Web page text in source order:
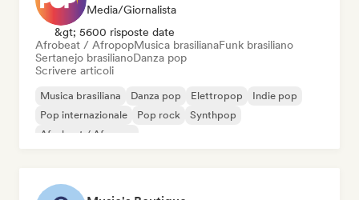
Media/Giornalista
&gt; 5600 risposte date
Afrobeat / AfropopMusica brasilianaFunk brasiliano
Sertanejo brasilianoDanza pop
Scrivere articoli
Musica brasiliana Danza pop Elettropop
Indie pop
Pop internazionale
Pop rock
Synthpop
Afrobeat / Afropop